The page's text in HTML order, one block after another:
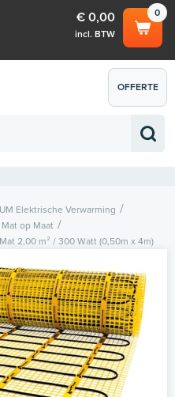
0
€ 0,00
incl. BTW
€ 0,00
OFFERTE
AANVRAGEN
Elektrische Verwarming
op Maat
2,00 m² / 300 Watt (0,50m x 4m)